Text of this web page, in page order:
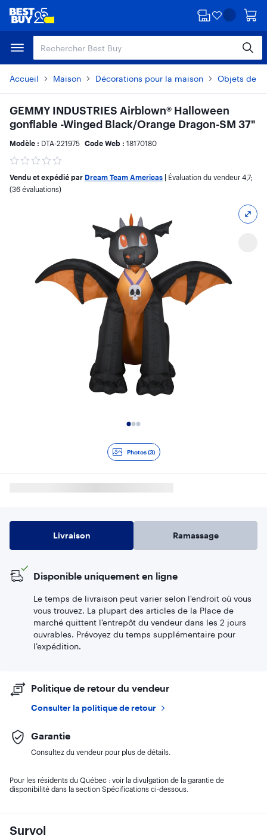
Passer
contenu
principal
Passer
pied
Accueil Maison Décorations pour la maison Objets de
Photos (3)
Survol
GEMMY INDUSTRIES Airblown® Halloween
gonflable -Winged Black/Orange Dragon-SM 37"
Modèle : DTA-221975 Code Web : 18170180
Vendu et expédié par Dream Team Americas Évaluation du vendeur 4,7;
(36 évaluations)
Livraison Ramassage
Disponible uniquement en ligne
Le temps de livraison peut varier selon l'endroit où vous
vous trouvez. La plupart des articles de la Place de
marché quittent l’entrepôt du vendeur dans les 2 jours
ouvrables. Prévoyez du temps supplémentaire pour
l’expédition.
Politique de retour du vendeur
Consulter la politique de retour
Garantie
Consultez du vendeur pour plus de détails.
Pour les résidents du Québec : voir la divulgation de la garantie de
disponibilité dans la section Spécifications ci-dessous.